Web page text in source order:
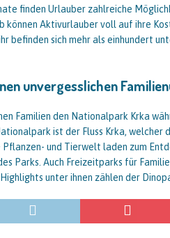
finden Urlauber zahlreiche
können Aktivurlauber voll auf ihre
befinden sich mehr als einhundert
unvergesslichen
Familien den Nationalpark Krka
ist der Fluss Krka,
und Tierwelt laden zum
Parks. Auch Freizeitparks für
unter ihnen zählen der